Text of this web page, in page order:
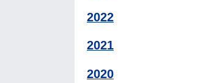
2022
2021
2020